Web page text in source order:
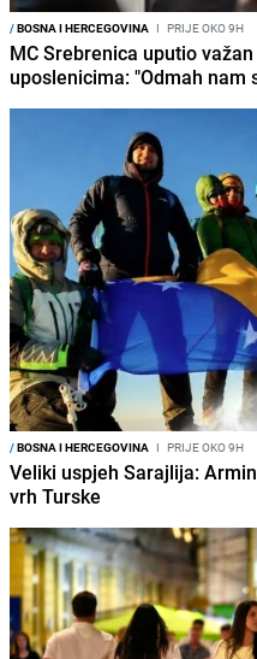
/BOSNA I HERCEGOVINA I PRIJE OKO 9H
MC Srebrenica uputio
uposlenicima: "Odmah nam
/BOSNA I HERCEGOVINA I PRIJE OKO 9H
Veliki uspjeh Sarajlija:
vrh Turske